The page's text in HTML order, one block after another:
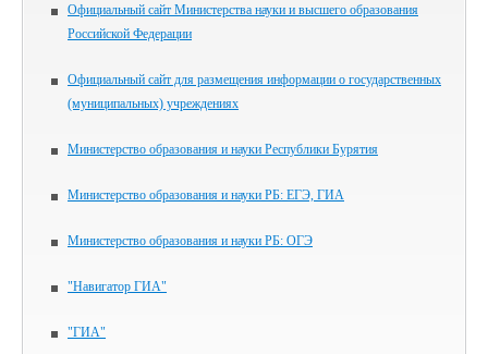
Официальный сайт Министерства науки и высшего образования
Российской Федерации
Официальный сайт для размещения информации о государственных
(муниципальных) учреждениях
Министерство образования и науки Республики Бурятия
Министерство образования и науки РБ: ЕГЭ, ГИА
Министерство образования и науки РБ: ОГЭ
"Навигатор ГИА"
"ГИА"